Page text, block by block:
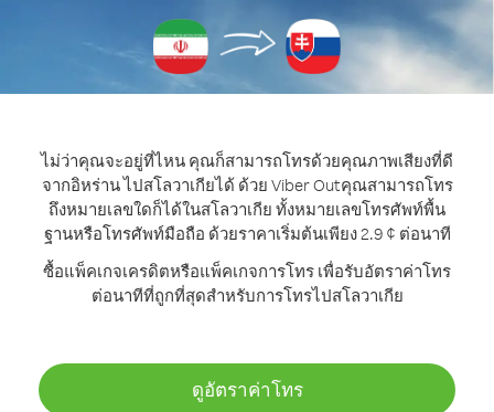
ไม่ว่าคุณจะอยู่ที่ไหน คุณก็สามารถโทรด้วยคุณภาพเสียงที่ดี
จากอิหร่าน ไปสโลวาเกียได้ ด้วย Viber Outคุณสามารถโทร
ถึงหมายเลขใดก็ได้ในสโลวาเกีย ทั้งหมายเลขโทรศัพท์พื้น
ฐานหรือโทรศัพท์มือถือ ด้วยราคาเริ่มต้นเพียง 2.9 ¢ ต่อนาที
ซื้อแพ็คเกจเครดิตหรือแพ็คเกจการโทร เพื่อรับอัตราค่าโทร
ต่อนาทีที่ถูกที่สุดสำหรับการโทรไปสโลวาเกีย
ดูอัตราค่าโทร